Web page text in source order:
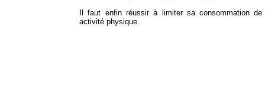
Il faut enfin réussir à limiter sa consommation
activité physique.